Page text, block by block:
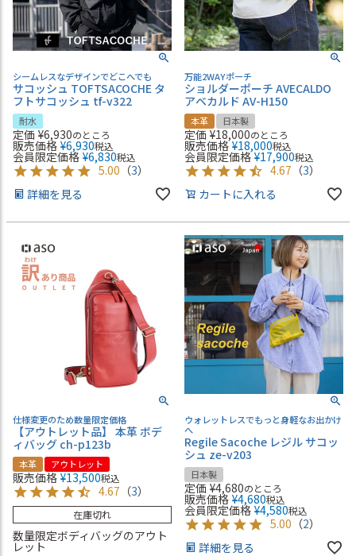
シームレスなデザインでどこへでも
サコッシュ TOFTSACOCHE タ
フトサコッシュ tf-v322
耐水
定価 ¥6,930のところ
販売価格 ¥6,930税込
会員限定価格 ¥6,830税込
5.00 （3）
詳細を見る
万能2WAYポーチ
ショルダーポーチ AVECALDO
アベカルド AV-H150
本革 日本製
定価 ¥18,000のところ
販売価格 ¥18,000税込
会員限定価格 ¥17,900税込
4.67 （3）
カートに入れる
仕様変更のため数量限定価格
【アウトレット品】 本革 ボデ
ィバッグ ch-p123b
本革 アウトレット
販売価格 ¥13,500税込
4.67 （3）
在庫切れ
数量限定ボディバッグのアウト
レット
ウォレットレスでもっと身軽なお出かけ
へ
Regile Sacoche レジル サコッ
シュ ze-v203
日本製
定価 ¥4,680のところ
販売価格 ¥4,680税込
会員限定価格 ¥4,580税込
5.00 （2）
詳細を見る